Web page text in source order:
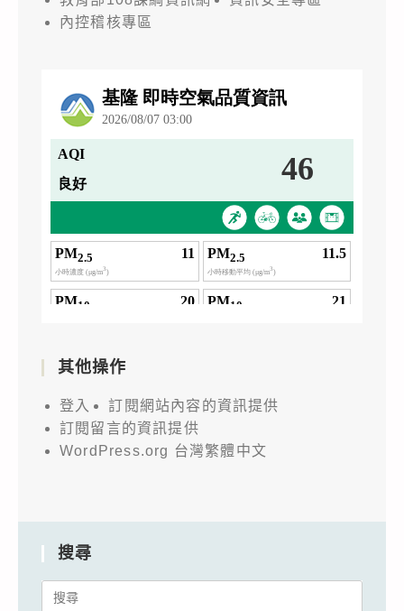
內控稽核專區
其他操作
登入
訂閱網站內容的資訊提供
訂閱留言的資訊提供
WordPress.org 台灣繁體中文
搜尋
Search